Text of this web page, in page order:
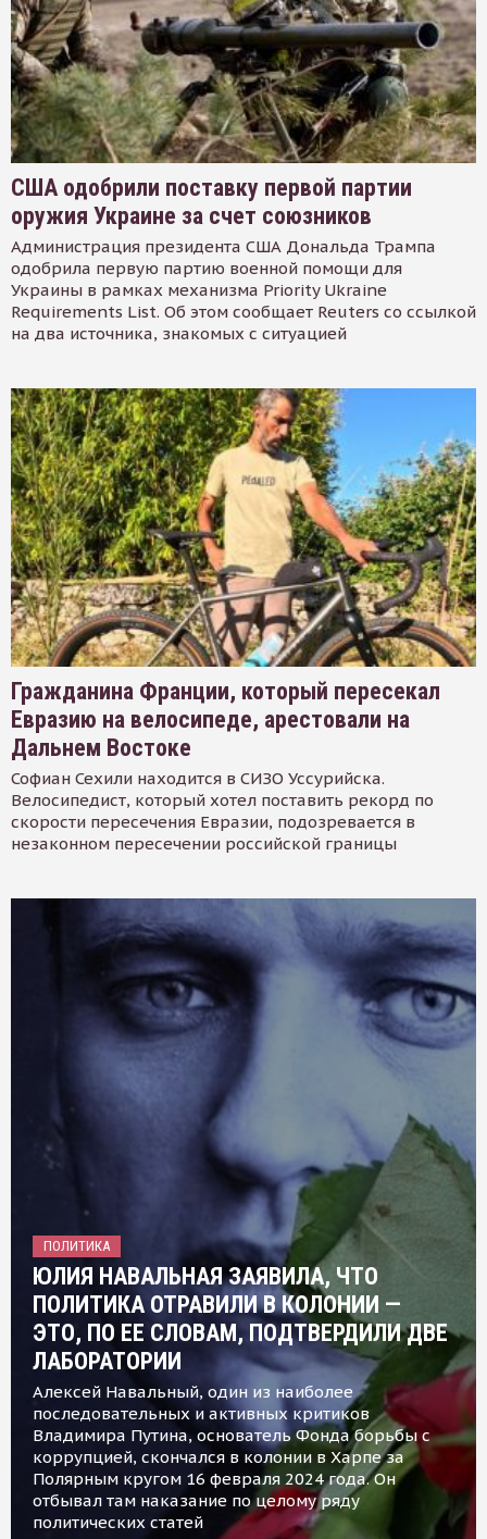
США одобрили поставку первой партии
оружия Украине за счет союзников
Администрация президента США Дональда Трампа
одобрила первую партию военной помощи для
Украины в рамках механизма Priority Ukraine
Requirements List. Об этом сообщает Reuters со ссылкой
на два источника, знакомых с ситуацией
Гражданина Франции, который пересекал
Евразию на велосипеде, арестовали на
Дальнем Востоке
Софиан Сехили находится в СИЗО Уссурийска.
Велосипедист, который хотел поставить рекорд по
скорости пересечения Евразии, подозревается в
незаконном пересечении российской границы
ПОЛИТИКА
ЮЛИЯ НАВАЛЬНАЯ ЗАЯВИЛА, ЧТО
ПОЛИТИКА ОТРАВИЛИ В КОЛОНИИ —
ЭТО, ПО ЕЕ СЛОВАМ, ПОДТВЕРДИЛИ ДВЕ
ЛАБОРАТОРИИ
Алексей Навальный, один из наиболее
последовательных и активных критиков
Владимира Путина, основатель Фонда борьбы с
коррупцией, скончался в колонии в Харпе за
Полярным кругом 16 февраля 2024 года. Он
отбывал там наказание по целому ряду
политических статей